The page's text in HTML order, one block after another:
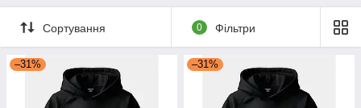
Сортування 0 Фільтри
–31% –31%